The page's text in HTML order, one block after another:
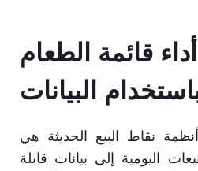
قائمة الطعام
البيانات
نقاط البيع الحديثة هي
اليومية إلى بيانات قابلة